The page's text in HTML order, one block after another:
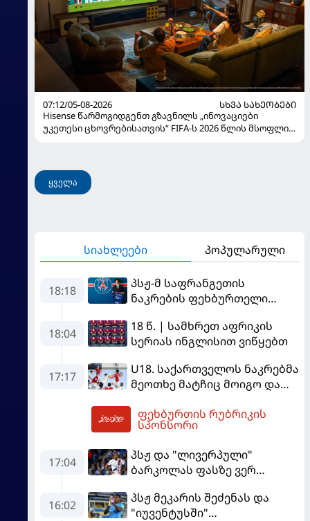
07:12/05-08-2026
ᲡᲮᲕᲐ ᲡᲐᲮᲔᲝᲑᲔᲑᲘ
Hisense წარმოგიდგენთ გზავნილს „ინოვაციები
უკეთესი ცხოვრებისათვის“ FIFA-ს 2026 წლის მსოფლიო
ყველა
სიახლეები პოპულარული
18:18
პსჟ-მ საფრანგეთის
ნაკრების ფეხბურთელი
18:04
18 წ. | სამხრეთ აფრიკის
სერიას ინგლისით ვიწყებთ
17:17
U18. საქართველოს ნაკრებმა
მეოთხე მატჩიც მოიგო და
გახდა
ფეხბურთის რუბრიკის
სპონსორი
17:04
პსჟ და "ლივერპული"
ბარკოლას ფასზე ვერ
16:02
პსჟ მეკარის შეძენას და
"იუვენტუსში"